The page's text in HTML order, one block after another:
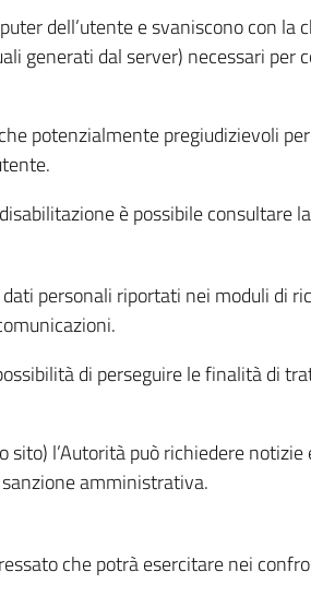
dell’utente e svaniscono con la
dal server) necessari per
potenzialmente pregiudizievoli
è possibile consultare la
personali riportati nei moduli di
di perseguire le finalità di
l’Autorità può richiedere
amministrativa.
che potrà esercitare nei